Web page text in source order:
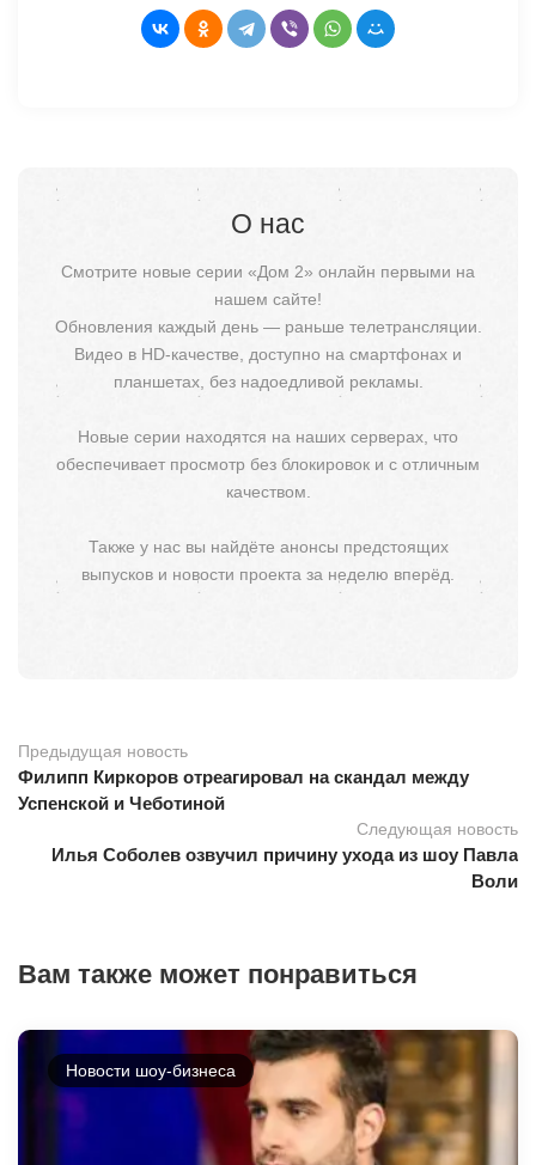
О нас
Смотрите новые серии «Дом 2» онлайн первыми на
нашем сайте!
Обновления каждый день — раньше телетрансляции.
Видео в HD-качестве, доступно на смартфонах и
планшетах, без надоедливой рекламы.
Новые серии находятся на наших серверах, что
обеспечивает просмотр без блокировок и с отличным
качеством.
Также у нас вы найдёте анонсы предстоящих
выпусков и новости проекта за неделю вперёд.
Предыдущая новость
Филипп Киркоров отреагировал на скандал между
Успенской и Чеботиной
Следующая новость
Илья Соболев озвучил причину ухода из шоу Павла
Воли
Вам также может понравиться
Новости шоу-бизнеса